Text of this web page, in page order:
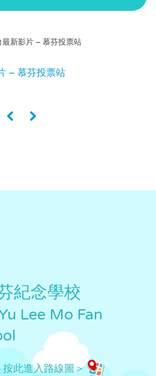
最新影片 – 慕芬投票站
– 慕芬投票站
« »
紀念學校
Lee Mo Fan
此進入路線圖＞